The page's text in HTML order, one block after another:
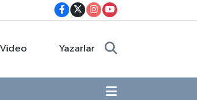
Video Yazarlar